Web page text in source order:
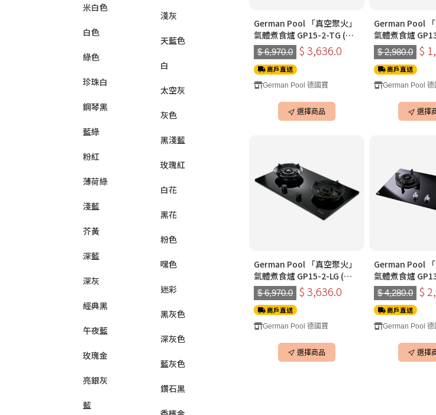
米白色
白色
綠色
珍珠白
鋼琴黑
藍綠
粉紅
薄荷綠
淺藍
芥黃
深藍
深灰
經典黑
午夜藍
玫瑰金
亮銀灰
藍
淺灰
天藍色
白
太空灰
灰色
黑淺藍
玫瑰紅
白花
黑花
粉色
嘿色
迷彩
黑灰色
深灰色
藍灰色
鑽石黑
German Pool 「真空聚火」
氣體煮食爐 GP15-2-TG (雙
頭)(黑色)(煤氣)
$ 6,970.0 $ 3,636.0
商戶直送
German Pool 德國寶
選擇商品
German Pool 「
氣體煮食爐
頭)(黑色)(石油
$ 2,980.0 $
商戶直送
German Pool 德
選擇
German Pool 「真空聚火」
氣體煮食爐 GP15-2-LG (雙
頭)(黑色)(石油氣)
$ 6,970.0 $ 3,636.0
商戶直送
German Pool 德國寶
選擇商品
German Pool 「
氣體煮食爐
頭)(黑色|銀色|白
$ 4,280.0 $
商戶直送
German Pool 德
選擇